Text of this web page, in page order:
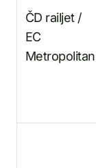
ČD railjet /
EC
Metropolitan